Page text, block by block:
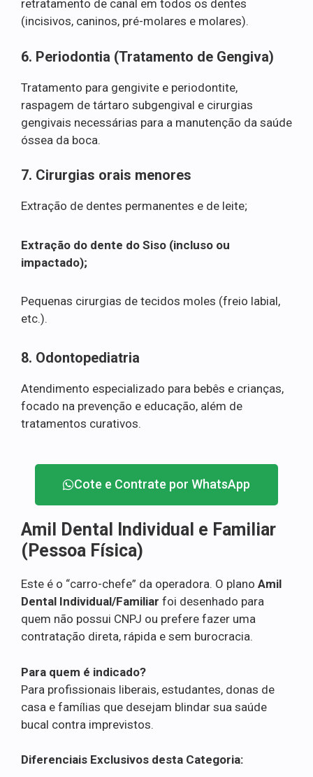
retratamento de canal em todos os dentes
(incisivos, caninos, pré-molares e molares).
6. Periodontia (Tratamento de Gengiva)
Tratamento para gengivite e periodontite,
raspagem de tártaro subgengival e cirurgias
gengivais necessárias para a manutenção da saúde
óssea da boca.
7. Cirurgias orais menores
Extração de dentes permanentes e de leite;
Extração do dente do Siso (incluso ou
impactado);
Pequenas cirurgias de tecidos moles (freio labial,
etc.).
8. Odontopediatria
Atendimento especializado para bebês e crianças,
focado na prevenção e educação, além de
tratamentos curativos.
Cote e Contrate por WhatsApp
Amil Dental Individual e Familiar
(Pessoa Física)
Este é o “carro-chefe” da operadora. O plano Amil
Dental Individual/Familiar foi desenhado para
quem não possui CNPJ ou prefere fazer uma
contratação direta, rápida e sem burocracia.
Para quem é indicado?
Para profissionais liberais, estudantes, donas de
casa e famílias que desejam blindar sua saúde
bucal contra imprevistos.
Diferenciais Exclusivos desta Categoria: